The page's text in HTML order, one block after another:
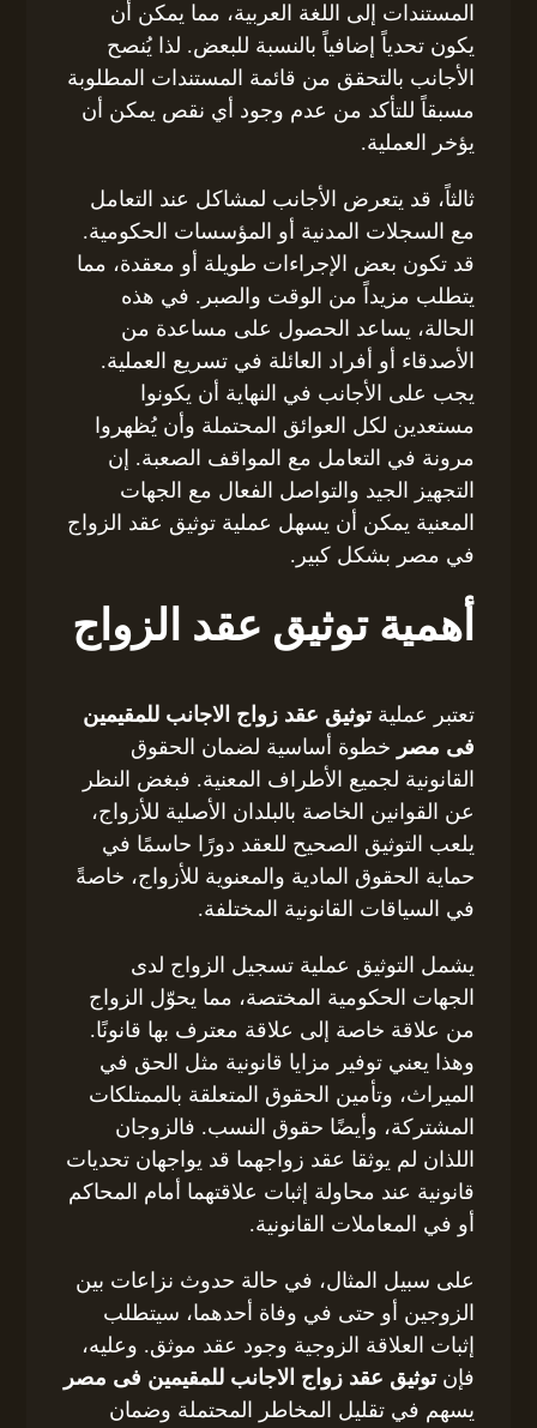
المستندات إلى اللغة العربية، مما يمكن أن
يكون تحدياً إضافياً بالنسبة للبعض. لذا يُنصح
الأجانب بالتحقق من قائمة المستندات المطلوبة
مسبقاً للتأكد من عدم وجود أي نقص يمكن أن
يؤخر العملية.
ثالثاً، قد يتعرض الأجانب لمشاكل عند التعامل
مع السجلات المدنية أو المؤسسات الحكومية.
قد تكون بعض الإجراءات طويلة أو معقدة، مما
يتطلب مزيداً من الوقت والصبر. في هذه
الحالة، يساعد الحصول على مساعدة من
الأصدقاء أو أفراد العائلة في تسريع العملية.
يجب على الأجانب في النهاية أن يكونوا
مستعدين لكل العوائق المحتملة وأن يُظهروا
مرونة في التعامل مع المواقف الصعبة. إن
التجهيز الجيد والتواصل الفعال مع الجهات
المعنية يمكن أن يسهل عملية توثيق عقد الزواج
في مصر بشكل كبير.
أهمية توثيق عقد الزواج
تعتبر عمليةتوثيق عقد زواج الاجانب للمقيمين
فى مصر خطوة أساسية لضمان الحقوق
القانونية لجميع الأطراف المعنية. فبغض النظر
عن القوانين الخاصة بالبلدان الأصلية للأزواج،
يلعب التوثيق الصحيح للعقد دورًا حاسمًا في
حماية الحقوق المادية والمعنوية للأزواج، خاصةً
في السياقات القانونية المختلفة.
يشمل التوثيق عملية تسجيل الزواج لدى
الجهات الحكومية المختصة، مما يحوّل الزواج
من علاقة خاصة إلى علاقة معترف بها قانونًا.
وهذا يعني توفير مزايا قانونية مثل الحق في
الميراث، وتأمين الحقوق المتعلقة بالممتلكات
المشتركة، وأيضًا حقوق النسب. فالزوجان
اللذان لم يوثقا عقد زواجهما قد يواجهان تحديات
قانونية عند محاولة إثبات علاقتهما أمام المحاكم
أو في المعاملات القانونية.
على سبيل المثال، في حالة حدوث نزاعات بين
الزوجين أو حتى في وفاة أحدهما، سيتطلب
إثبات العلاقة الزوجية وجود عقد موثق. وعليه،
فإنتوثيق عقد زواج الاجانب للمقيمين فى مصر
يسهم في تقليل المخاطر المحتملة وضمان